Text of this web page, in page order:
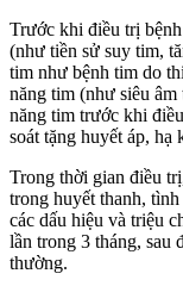
Trước khi điều trị
(như tiền sử suy tim,
tim như bệnh tim do
năng tim (như siêu
năng tim trước khi
soát tặng huyết áp,
Trong thời gian điều
trong huyết thanh,
các dấu hiệu và triệu
lần trong 3 tháng, sau
thường.